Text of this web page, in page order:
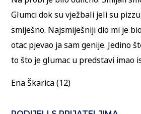
Glumci dok su vježbali jeli su
smiješno. Najsmiješniji dio mi je
otac pjevao ja sam genije. Jedino
to što je glumac u predstavi imao
Ena Škarica (12)